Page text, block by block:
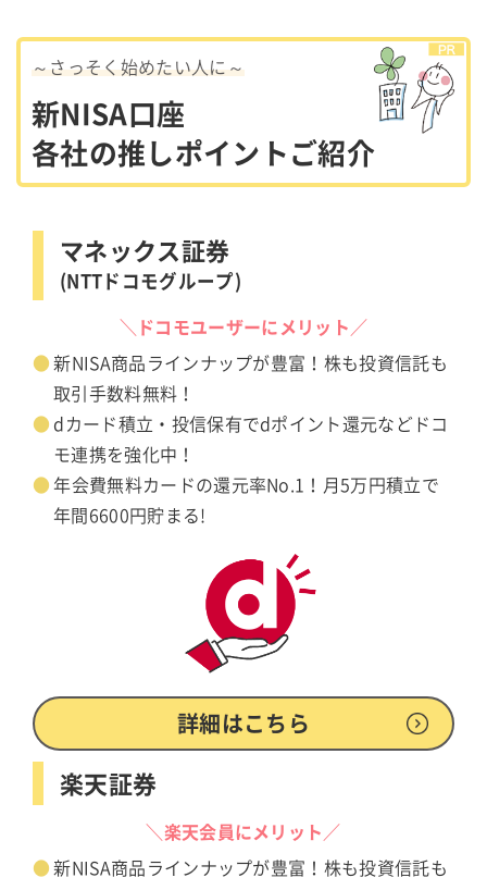
～さっそく始めたい人に～
新NISA口座
各社の推しポイントご紹介
マネックス証券
(NTTドコモグループ)
＼ドコモユーザーにメリット／
新NISA商品ラインナップが豊富！株も投資信託も
取引手数料無料！
dカード積立・投信保有でdポイント還元などドコ
モ連携を強化中！
年会費無料カードの還元率No.1！月5万円積立で
年間6600円貯まる!
詳細はこちら
楽天証券
＼楽天会員にメリット／
新NISA商品ラインナップが豊富！株も投資信託も